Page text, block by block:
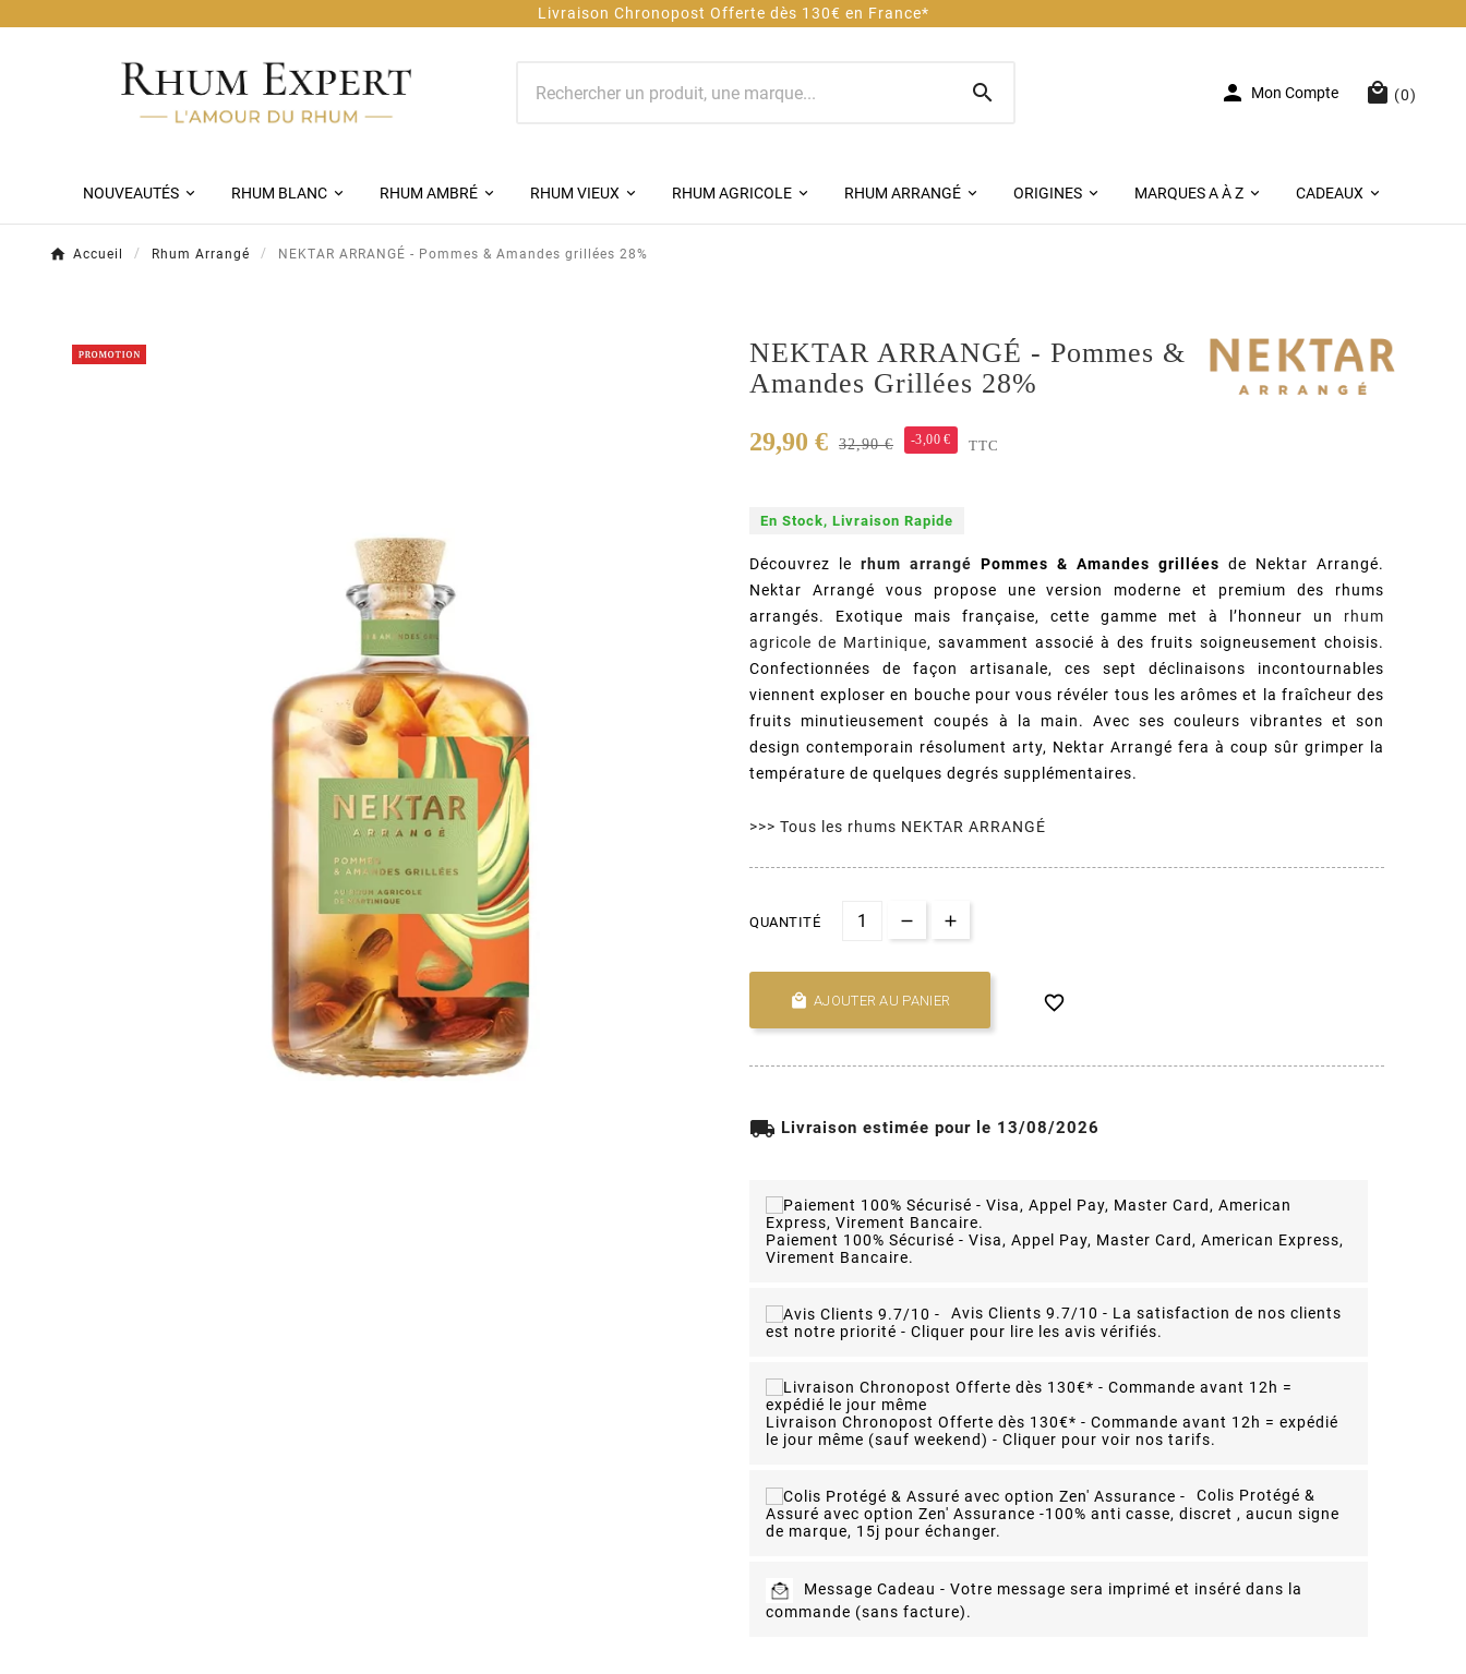
Livraison Chronopost Offerte dès 130€ en France*
  Mon Compte  (0)
NOUVEAUTÉS RHUM BLANC RHUM AMBRÉ RHUM VIEUX RHUM AGRICOLE RHUM ARRANGÉ ORIGINES MARQUES A À Z CADEAUX
Accueil Rhum Arrangé NEKTAR ARRANGÉ - Pommes & Amandes grillées 28%
NEKTAR ARRANGÉ - Pommes &
Amandes Grillées 28%
29,90 € 32,90 € -3,00 € TTC
En Stock, Livraison Rapide
Découvrez le rhum arrangé Pommes & Amandes grillées de Nektar Arrangé.
Nektar Arrangé vous propose une version moderne et premium des rhums
arrangés. Exotique mais française, cette gamme met à l’honneur un rhum
agricole de Martinique, savamment associé à des fruits soigneusement choisis.
Confectionnées de façon artisanale, ces sept déclinaisons incontournables
viennent exploser en bouche pour vous révéler tous les arômes et la fraîcheur des
fruits minutieusement coupés à la main. Avec ses couleurs vibrantes et son
design contemporain résolument arty, Nektar Arrangé fera à coup sûr grimper la
température de quelques degrés supplémentaires.
>>> Tous les rhums NEKTAR ARRANGÉ
QUANTITÉ
 AJOUTER AU PANIER 
local_shipping Livraison estimée pour le 13/08/2026
Paiement 100% Sécurisé - Visa, Appel Pay, Master Card, American Express,
Virement Bancaire.
Avis Clients 9.7/10 - La satisfaction de nos clients
est notre priorité - Cliquer pour lire les avis vérifiés.
Livraison Chronopost Offerte dès 130€* - Commande avant 12h = expédié
le jour même (sauf weekend) - Cliquer pour voir nos tarifs.
Colis Protégé &
Assuré avec option Zen' Assurance -100% anti casse, discret , aucun signe
de marque, 15j pour échanger.
Message Cadeau - Votre message sera imprimé et inséré dans la
commande (sans facture).